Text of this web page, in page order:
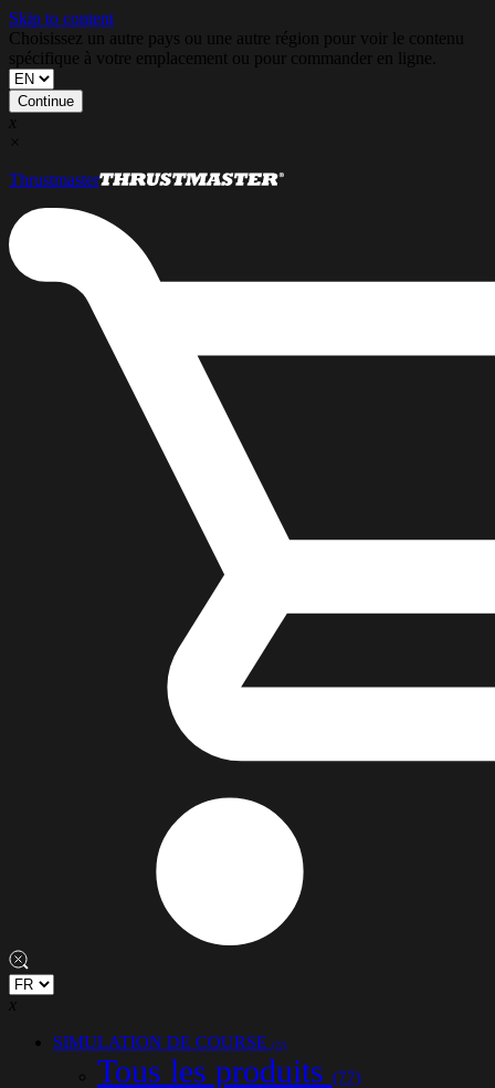
Skip to content
Choisissez un autre pays ou une autre région pour voir le contenu
spécifique à votre emplacement ou pour commander en ligne.
Continue
x
×
Thrustmaster
x
SIMULATION DE COURSE (77)
Tous les produits (77)